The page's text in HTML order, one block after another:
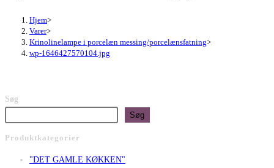
Hjem>
Varer>
Krinolinelampe i porcelæn messing/porcelænsfatning>
wp-1646427570104.jpg
Søg
Søg
Produktkategorier
"DET GAMLE KØKKEN"